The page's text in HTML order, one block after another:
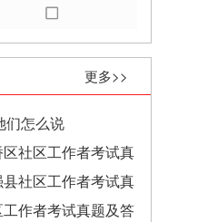
更多>>
们怎么说
社区工作者考试真
社区工作者考试真
作者考试真题及答